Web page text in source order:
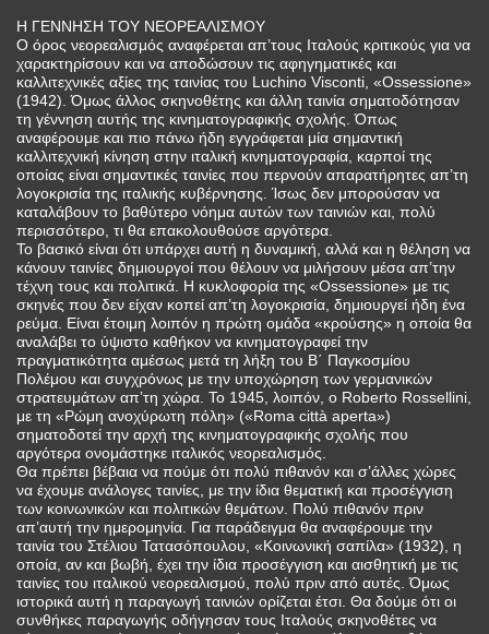
Η ΓΕΝΝΗΣΗ ΤΟΥ ΝΕΟΡΕΑΛΙΣΜΟΥ
Ο όρος νεορεαλισμός αναφέρεται απ’τους Ιταλούς κριτικούς για να
χαρακτηρίσουν και να αποδώσουν τις αφηγηματικές και
καλλιτεχνικές αξίες της ταινίας του Luchino Visconti, «Ossessione»
(1942). Όμως άλλος σκηνοθέτης και άλλη ταινία σηματοδότησαν
τη γέννηση αυτής της κινηματογραφικής σχολής. Όπως
αναφέρουμε και πιο πάνω ήδη εγγράφεται μία σημαντική
καλλιτεχνική κίνηση στην ιταλική κινηματογραφία, καρποί της
οποίας είναι σημαντικές ταινίες που περνούν απαρατήρητες απ’τη
λογοκρισία της ιταλικής κυβέρνησης. Ίσως δεν μπορούσαν να
καταλάβουν το βαθύτερο νόημα αυτών των ταινιών και, πολύ
περισσότερο, τι θα επακολουθούσε αργότερα.
Το βασικό είναι ότι υπάρχει αυτή η δυναμική, αλλά και η θέληση να
κάνουν ταινίες δημιουργοί που θέλουν να μιλήσουν μέσα απ’την
τέχνη τους και πολιτικά. Η κυκλοφορία της «Ossessione» με τις
σκηνές που δεν είχαν κοπεί απ’τη λογοκρισία, δημιουργεί ήδη ένα
ρεύμα. Είναι έτοιμη λοιπόν η πρώτη ομάδα «κρούσης» η οποία θα
αναλάβει το ύψιστο καθήκον να κινηματογραφεί την
πραγματικότητα αμέσως μετά τη λήξη του Β΄ Παγκοσμίου
Πολέμου και συγχρόνως με την υποχώρηση των γερμανικών
στρατευμάτων απ’τη χώρα. Το 1945, λοιπόν, ο Roberto Rossellini,
με τη «Ρώμη ανοχύρωτη πόλη» («Roma città aperta»)
σηματοδοτεί την αρχή της κινηματογραφικής σχολής που
αργότερα ονομάστηκε ιταλικός νεορεαλισμός.
Θα πρέπει βέβαια να πούμε ότι πολύ πιθανόν και σ’άλλες χώρες
να έχουμε ανάλογες ταινίες, με την ίδια θεματική και προσέγγιση
των κοινωνικών και πολιτικών θεμάτων. Πολύ πιθανόν πριν
απ’αυτή την ημερομηνία. Για παράδειγμα θα αναφέρουμε την
ταινία του Στέλιου Τατασόπουλου, «Κοινωνική σαπίλα» (1932), η
οποία, αν και βωβή, έχει την ίδια προσέγγιση και αισθητική με τις
ταινίες του ιταλικού νεορεαλισμού, πολύ πριν από αυτές. Όμως
ιστορικά αυτή η παραγωγή ταινιών ορίζεται έτσι. Θα δούμε ότι οι
συνθήκες παραγωγής οδήγησαν τους Ιταλούς σκηνοθέτες να